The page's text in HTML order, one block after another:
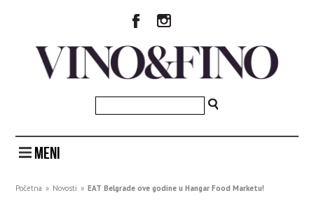
MENI
Početna » Novosti » EAT Belgrade ove godine u Hangar Food Marketu!